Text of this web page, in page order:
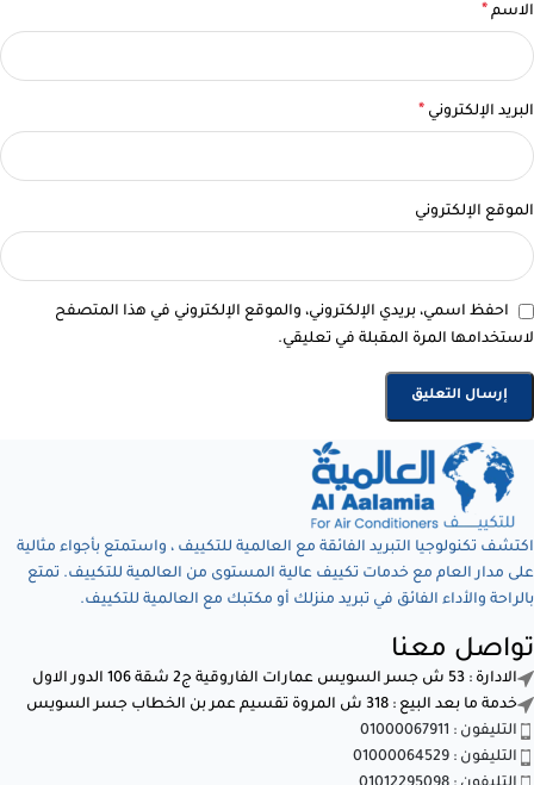
الاسم *
البريد الإلكتروني *
الموقع الإلكتروني
احفظ اسمي، بريدي الإلكتروني، والموقع الإلكتروني في هذا المتصفح
لاستخدامها المرة المقبلة في تعليقي.
اكتشف تكنولوجيا التبريد الفائقة مع العالمية للتكييف ، واستمتع بأجواء مثالية
على مدار العام مع خدمات تكييف عالية المستوى من العالمية للتكييف. تمتع
بالراحة والأداء الفائق في تبريد منزلك أو مكتبك مع العالمية للتكييف.
تواصل معنا
الادارة : 53 ش جسر السويس عمارات الفاروقية ج2 شقة 106 الدور الاول
خدمة ما بعد البيع : 318 ش المروة تقسيم عمر بن الخطاب جسر السويس
التليفون : 01000067911
التليفون : 01000064529